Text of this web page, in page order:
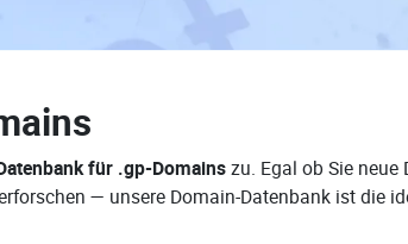
für .gp-Domainszu. Egal ob Sie
— unsere Domain-Datenbank ist die